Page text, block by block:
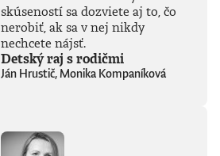
skúseností sa dozviete aj to, čo
nerobiť, ak sa v nej nikdy
nechcete nájsť.
Detský raj s rodičmi
Ján Hrustič, Monika Kompaníková